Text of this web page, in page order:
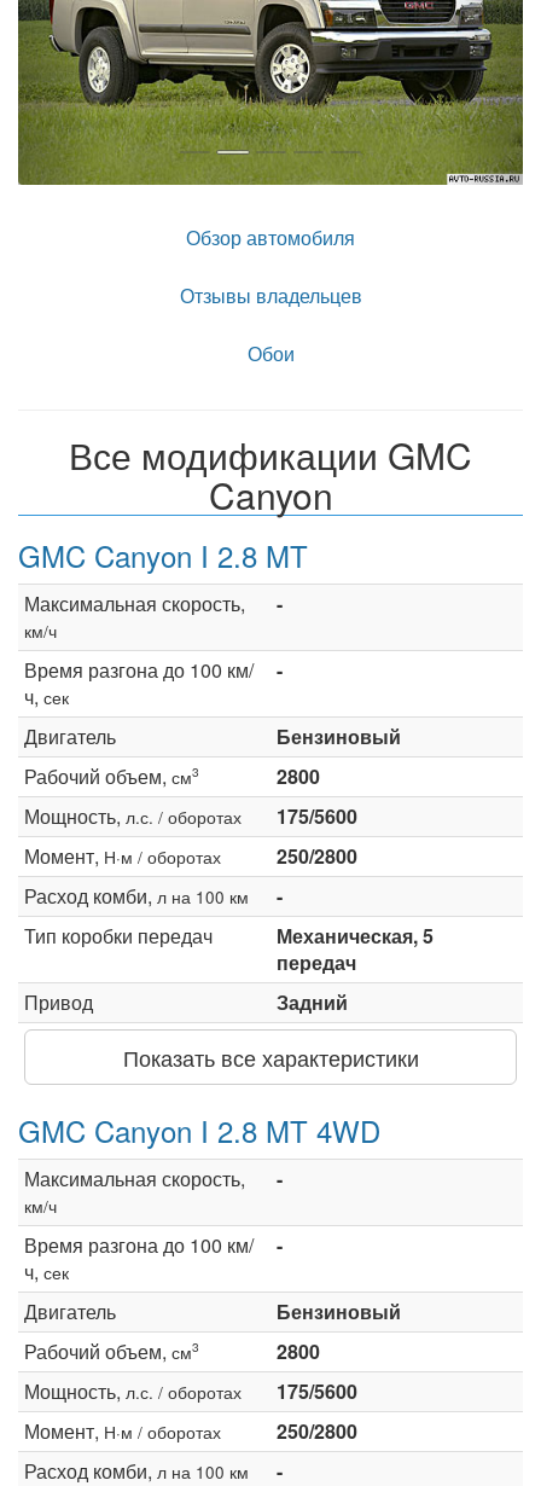
Обзор автомобиля
Отзывы владельцев
Обои
Все модификации GMC
Canyon
GMC Canyon I 2.8 MT
Максимальная скорость,
км/ч
-
Время разгона до 100 км/
ч, сек
-
Двигатель
Бензиновый
Рабочий объем, см3
2800
Мощность, л.с. / оборотах
175/5600
Момент, Н·м / оборотах
250/2800
Расход комби, л на 100 км
-
Тип коробки передач
Механическая, 5
передач
Привод
Задний
Показать все характеристики
GMC Canyon I 2.8 MT 4WD
Максимальная скорость,
км/ч
-
Время разгона до 100 км/
ч, сек
-
Двигатель
Бензиновый
Рабочий объем, см3
2800
Мощность, л.с. / оборотах
175/5600
Момент, Н·м / оборотах
250/2800
Расход комби, л на 100 км
-